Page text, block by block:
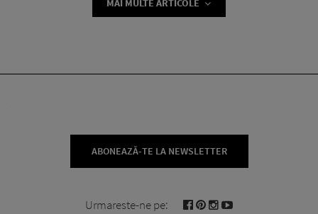
MAI MULTE ARTICOLE
ABONEAZĂ-TE LA NEWSLETTER
Urmareste-ne pe: